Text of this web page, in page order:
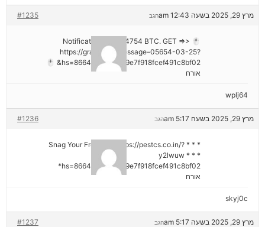
מרץ 29, 2025 בשעה 12:43 am #1235 הגב
🖱 Notification; + 1,424754 BTC. GET =>>
https://graph.org/Message–05654-03-25?
hs=8664c520642b9e7f918fcef491c8bf02& 🖱
אורח
wplj64
מרץ 29, 2025 בשעה 5:17 am #1236 הגב
* * * Snag Your Free Gift: https://pestcs.co.in/?
y2lwuw * * *
hs=8664c520642b9e7f918fcef491c8bf02*
אורח
skyj0c
מרץ 29, 2025 בשעה 5:17 am #1237 הגב